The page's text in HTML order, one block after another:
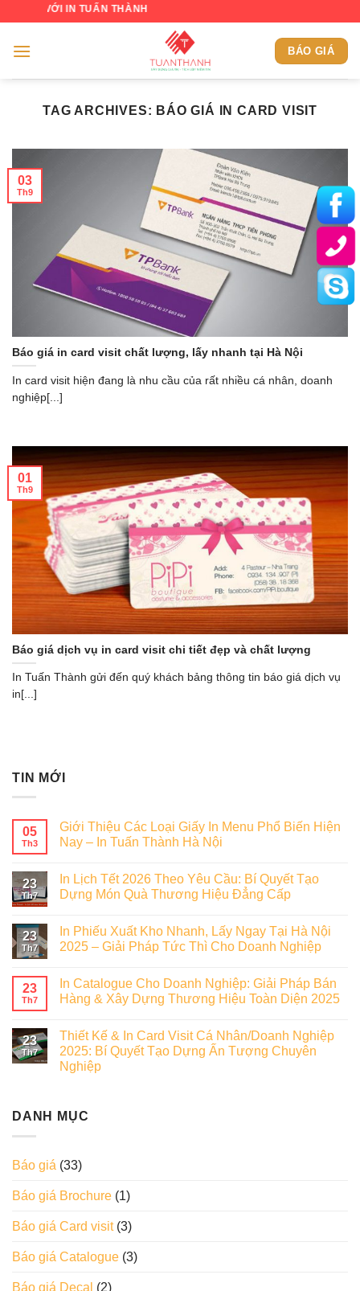
content
VỚI IN TUẤN THÀNH
BÁO GIÁ
TAG ARCHIVES: BÁO GIÁ IN CARD VISIT
Báo giá in card visit chất lượng, lấy nhanh tại Hà Nội
In card visit hiện đang là nhu cầu của rất nhiều cá nhân, doanh
nghiệp[...]
03
Th9
Báo giá dịch vụ in card visit chi tiết đẹp và chất lượng
In Tuấn Thành gửi đến quý khách bảng thông tin báo giá dịch vụ
in[...]
01
Th9
TIN MỚI
05
Th3
Giới Thiệu Các Loại Giấy In Menu Phổ Biến Hiện
Nay – In Tuấn Thành Hà Nội
23
Th7
In Lịch Tết 2026 Theo Yêu Cầu: Bí Quyết Tạo
Dựng Món Quà Thương Hiệu Đẳng Cấp
23
Th7
In Phiếu Xuất Kho Nhanh, Lấy Ngay Tại Hà Nội
2025 – Giải Pháp Tức Thì Cho Doanh Nghiệp
23
Th7
In Catalogue Cho Doanh Nghiệp: Giải Pháp Bán
Hàng & Xây Dựng Thương Hiệu Toàn Diện 2025
23
Th7
Thiết Kế & In Card Visit Cá Nhân/Doanh Nghiệp
2025: Bí Quyết Tạo Dựng Ấn Tượng Chuyên
Nghiệp
DANH MỤC
Báo giá (33)
Báo giá Brochure (1)
Báo giá Card visit(3)
Báo giá Catalogue (3)
Báo giá Decal (2)